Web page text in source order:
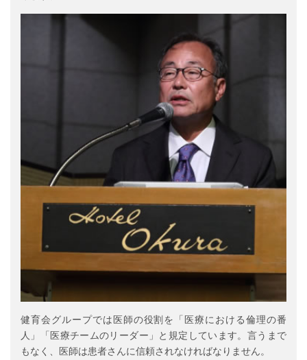
健育会グループでは医師の役割を「医療における倫理の番
人」「医療チームのリーダー」と規定しています。言うまで
もなく、医師は患者さんに信頼されなければなりません。